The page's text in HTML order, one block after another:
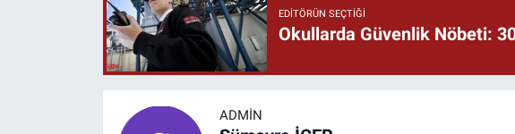
EDITÖRÜN SEÇTIĞI
Okullarda Güvenlik Nöbeti:
ADMIN